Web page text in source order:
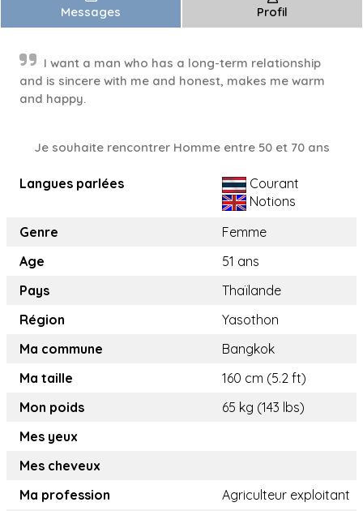
Messages Profil
I want a man who has a long-term relationship
and is sincere with me and honest, makes me warm
and happy.
Je souhaite rencontrer Homme entre 50 et 70 ans
Langues parlées
Courant
Notions
Genre
Femme
Age
51 ans
Pays
Thaïlande
Région
Yasothon
Ma commune
Bangkok
Ma taille
160 cm (5.2 ft)
Mon poids
65 kg (143 lbs)
Mes yeux
Mes cheveux
Ma profession
Agriculteur exploitant